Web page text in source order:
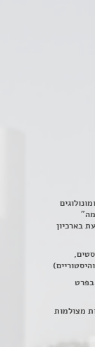
בארכיון
ובו ניתן לצפות ב- 400 הצגות מצולמות